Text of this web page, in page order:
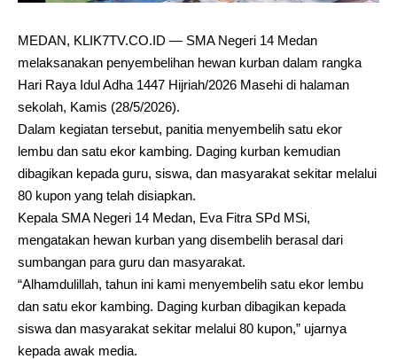
MEDAN, KLIK7TV.CO.ID — SMA Negeri 14 Medan
melaksanakan penyembelihan hewan kurban dalam rangka
Hari Raya Idul Adha 1447 Hijriah/2026 Masehi di halaman
sekolah, Kamis (28/5/2026).
Dalam kegiatan tersebut, panitia menyembelih satu ekor
lembu dan satu ekor kambing. Daging kurban kemudian
dibagikan kepada guru, siswa, dan masyarakat sekitar melalui
80 kupon yang telah disiapkan.
Kepala SMA Negeri 14 Medan, Eva Fitra SPd MSi,
mengatakan hewan kurban yang disembelih berasal dari
sumbangan para guru dan masyarakat.
“Alhamdulillah, tahun ini kami menyembelih satu ekor lembu
dan satu ekor kambing. Daging kurban dibagikan kepada
siswa dan masyarakat sekitar melalui 80 kupon,” ujarnya
kepada awak media.